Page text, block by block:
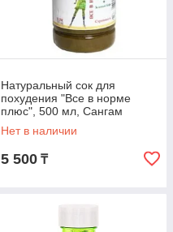
Натуральный сок для
похудения "Все в норме
плюс", 500 мл, Сангам
Нет в наличии
5 500 ₸